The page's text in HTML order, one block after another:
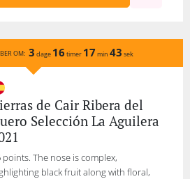
OM: 3 dage 16 timer 17 min 43 sek
de Cair Ribera del
Selección La Aguilera
points. The nose is complex,
black fruit along with floral,